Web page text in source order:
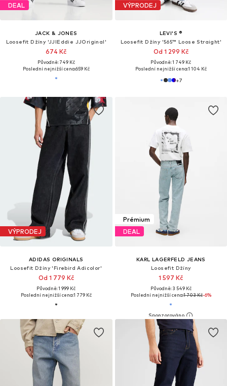
DEAL
JACK & JONES
Loosefit Džíny 'JJIEddie JJOriginal'
674 Kč
Původně: 749 Kč
Poslední nejnižší cena:659 Kč
VÝPRODEJ
LEVI'S ®
Loosefit Džíny '565™ Loose Straight'
Od 1 299 Kč
Původně: 1 749 Kč
Poslední nejnižší cena:1 104 Kč
+7
VÝPRODEJ
ADIDAS ORIGINALS
Loosefit Džíny 'Firebird Adicolor'
Od 1 779 Kč
Původně: 1 999 Kč
Poslední nejnižší cena:1 779 Kč
Prémium
DEAL
KARL LAGERFELD JEANS
Loosefit Džíny
1 597 Kč
Původně: 3 549 Kč
Poslední nejnižší cena:1 703 Kč-6%